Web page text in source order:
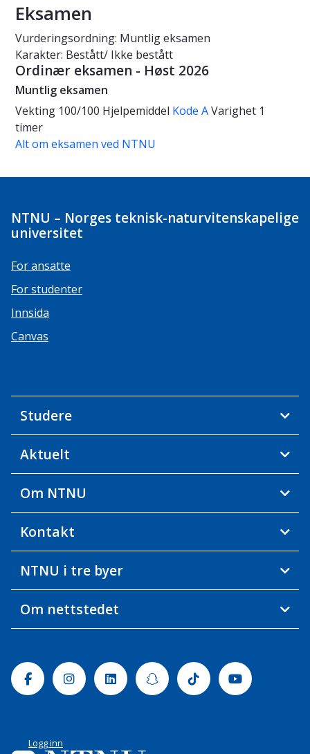
Eksamen
Vurderingsordning: Muntlig eksamen
Karakter: Bestått/ Ikke bestått
Ordinær eksamen - Høst 2026
Muntlig eksamen
Vekting 100/100 Hjelpemiddel Kode AVarighet 1
timer
Alt om eksamen ved NTNU
NTNU – Norges teknisk-naturvitenskapelige
universitet
For ansatte
For studenter
Innsida
Canvas
Studere
Aktuelt
Om NTNU
Kontakt
NTNU i tre byer
Om nettstedet
FacebookInstagramLinkedinSnapchatTiktok Youtube
Logg inn